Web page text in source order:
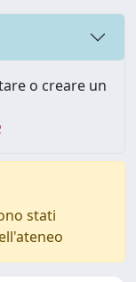
o creare un
stati